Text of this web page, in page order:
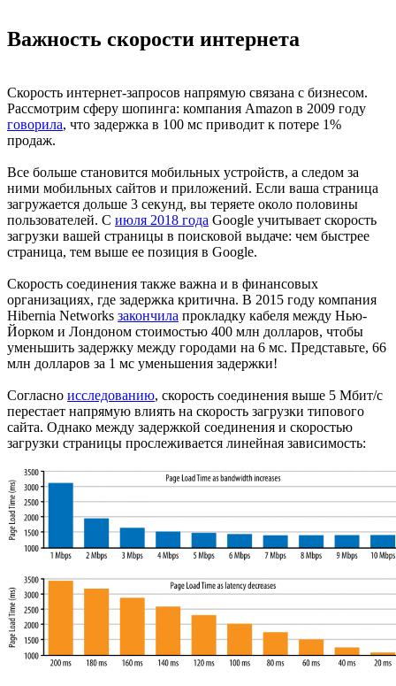
Важность скорости интернета
Скорость интернет-запросов напрямую связана с бизнесом.
Рассмотрим сферу шопинга: компания Amazon в 2009 году
говорила, что задержка в 100 мс приводит к потере 1%
продаж.
Все больше становится мобильных устройств, а следом за
ними мобильных сайтов и приложений. Если ваша страница
загружается дольше 3 секунд, вы теряете около половины
пользователей. С июля 2018 года Google учитывает скорость
загрузки вашей страницы в поисковой выдаче: чем быстрее
страница, тем выше ее позиция в Google.
Скорость соединения также важна и в финансовых
организациях, где задержка критична. В 2015 году компания
Hibernia Networks закончила прокладку кабеля между Нью-
Йорком и Лондоном стоимостью 400 млн долларов, чтобы
уменьшить задержку между городами на 6 мс. Представьте, 66
млн долларов за 1 мс уменьшения задержки!
Согласно исследованию, скорость соединения выше 5 Мбит/с
перестает напрямую влиять на скорость загрузки типового
сайта. Однако между задержкой соединения и скоростью
загрузки страницы прослеживается линейная зависимость: